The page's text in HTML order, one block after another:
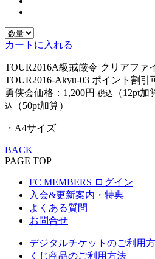
カートに入れる
TOUR2016A級戒厳令 クリアファ
TOUR2016-Akyu-03 ポイント割引
勇侠会価格：1,200円 税込 （12pt加
込
（50pt加算）
・A4サイズ
BACK
PAGE TOP
FC MEMBERS ログイン
入会&更新案内・特典
よくある質問
お問合せ
デジタルチケットのご利用
くじ商品のご利用方法